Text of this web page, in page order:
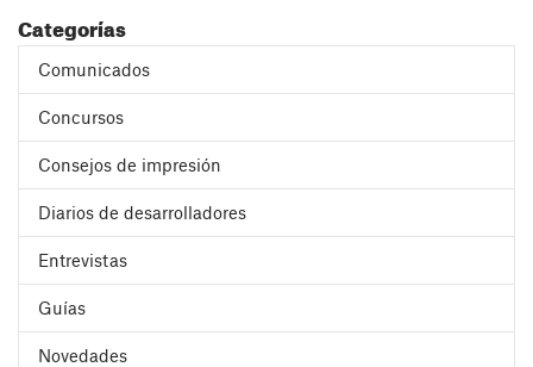
Categorías
Comunicados
Concursos
Consejos de impresión
Diarios de desarrolladores
Entrevistas
Guías
Novedades